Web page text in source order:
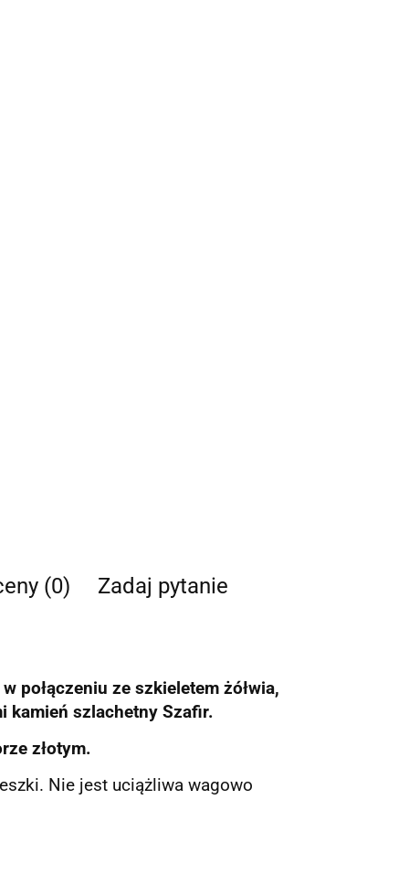
(0) Zadaj pytanie
połączeniu ze szkieletem żółwia,
kamień szlachetny Szafir.
złotym.
Nie jest uciążliwa wagowo